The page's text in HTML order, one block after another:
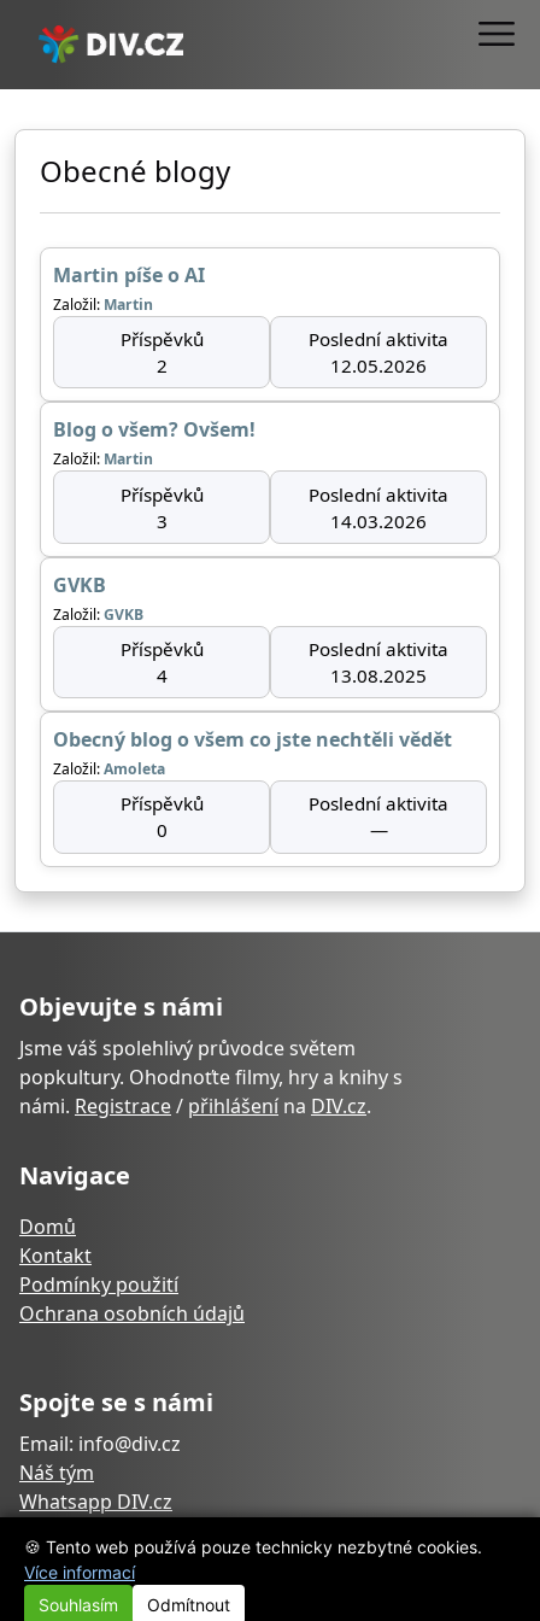
Obecné blogy
Martin píše o AI
Založil: Martin
Příspěvků
2
Poslední aktivita
12.05.2026
Blog o všem? Ovšem!
Založil: Martin
Příspěvků
3
Poslední aktivita
14.03.2026
GVKB
Založil:GVKB
Příspěvků
4
Poslední aktivita
13.08.2025
Obecný blog o všem co jste nechtěli vědět
Založil:Amoleta
Příspěvků
0
Poslední aktivita
—
Objevujte s námi
Jsme váš spolehlivý průvodce světem
popkultury. Ohodnoťte filmy, hry a knihy s
námi. Registrace/ přihlášení na DIV.cz.
Navigace
Domů
Kontakt
Podmínky použití
Ochrana osobních údajů
Spojte se s námi
Email: info@div.cz
Náš tým
Whatsapp DIV.cz
🍪 Tento web používá pouze technicky nezbytné cookies.
Více informací
Souhlasím
Odmítnout